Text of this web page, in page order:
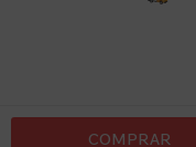
COMPRAR